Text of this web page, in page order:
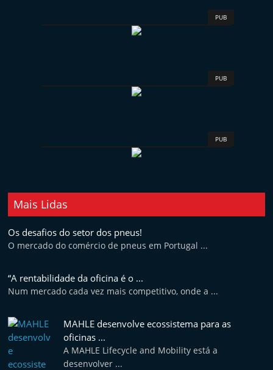
f
e
r
a
r
e
t
A
PUB
PUB
PUB
Mais Lidas
Os desafios do setor dos pneus!
O mercado do comércio de pneus em Portugal ...
“A rentabilidade da oficina é o ...
Num mercado cada vez mais competitivo, onde a ...
MAHLE desenvolve ecossistema para as
oficinas ...
A MAHLE Lifecycle and Mobility está a
desenvolver ...